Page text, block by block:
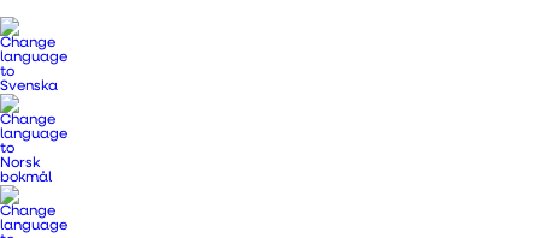
Varenummer
Kategorier
DB nummer
EAN